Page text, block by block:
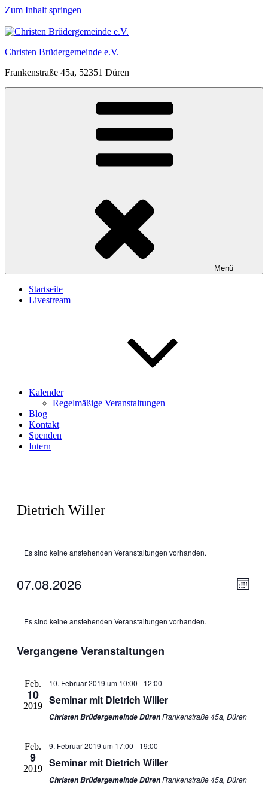
Zum Inhalt springen
Christen Brüdergemeinde e.V.
Frankenstraße 45a, 52351 Düren
Menü
Startseite
Livestream
Kalender
Regelmäßige Veranstaltungen
Blog
Kontakt
Spenden
Intern
Dietrich Willer
Es sind keine anstehenden Veranstaltungen vorhanden.
Monat
07.08.2026
von
Es sind keine anstehenden Veranstaltungen vorhanden.
Vergangene Veranstaltungen
Feb.
10
2019
10. Februar 2019 um 10:00 - 12:00
Seminar mit Dietrich Willer
Christen Brüdergemeinde DürenFrankenstraße 45a, Düren
Feb.
9
2019
9. Februar 2019 um 17:00 - 19:00
Seminar mit Dietrich Willer
Christen Brüdergemeinde DürenFrankenstraße 45a, Düren